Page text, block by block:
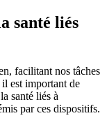
santé liés
facilitant nos tâches
est important de
santé liés à
par ces dispositifs.